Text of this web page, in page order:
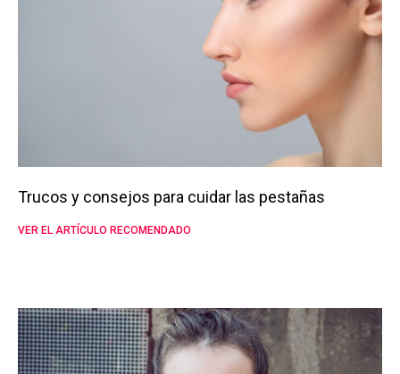
Trucos y consejos para cuidar las pestañas
VER EL ARTÍCULO RECOMENDADO